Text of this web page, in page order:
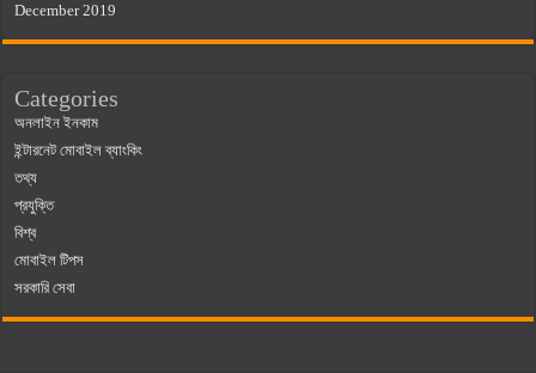
December 2019
Categories
অনলাইন ইনকাম
ইন্টারনেট মোবাইল ব্যাংকিং
তথ্য
প্রযুক্তি
বিশ্ব
মোবাইল টিপস
সরকারি সেবা